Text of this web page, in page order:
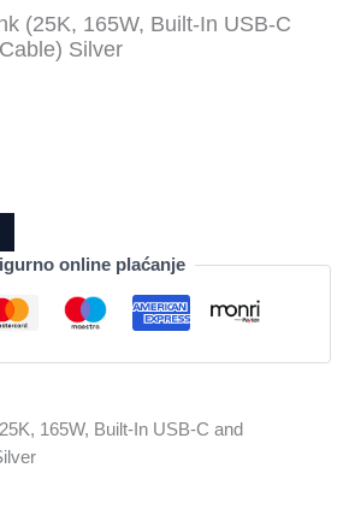
(25K, 165W, Built-In USB-C
Silver
online plaćanje
165W, Built-In USB-C and